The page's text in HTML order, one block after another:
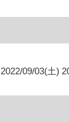
2022/09/03(土)